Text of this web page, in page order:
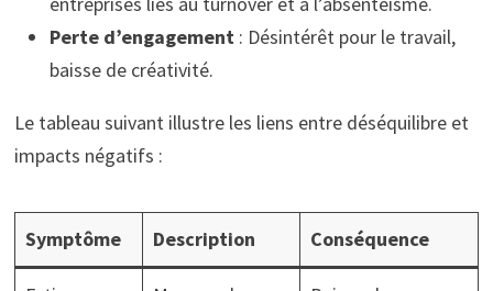
Perte d’engagement: Désintérêt pour le travail,
baisse de créativité.
Le tableau suivant illustre les liens entre déséquilibre et
impacts négatifs :
Symptôme Description Conséquence